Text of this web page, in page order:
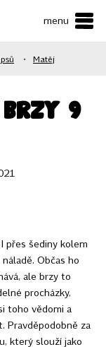
menu
• Matěj
9
přes šediny kolem
Občas ho
ale brzy to
procházky,
toho vědomi a
Pravděpodobně za
který slouží jako